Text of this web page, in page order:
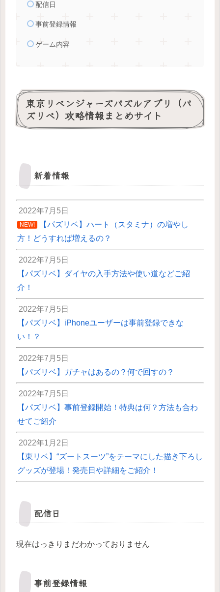
配信日
事前登録情報
ゲーム内容
東京リベンジャーズパズルアプリ（パ
ズリベ）攻略情報まとめサイト
新着情報
2022年7月5日
NEW!
【パズリベ】ハート（スタミナ）の増やし
方！どうすれば増えるの？
2022年7月5日
【パズリベ】ダイヤの入手方法や使い道などご紹
介！
2022年7月5日
【パズリベ】iPhoneユーザーは事前登録できな
い！？
2022年7月5日
【パズリベ】ガチャはあるの？何で回すの？
2022年7月5日
【パズリベ】事前登録開始！特典は何？方法も合わ
せてご紹介
2022年1月2日
【東リベ】“ズートスーツ”をテーマにした描き下ろし
グッズが登場！発売日や詳細をご紹介！
配信日
現在はっきりまだわかっておりません
事前登録情報